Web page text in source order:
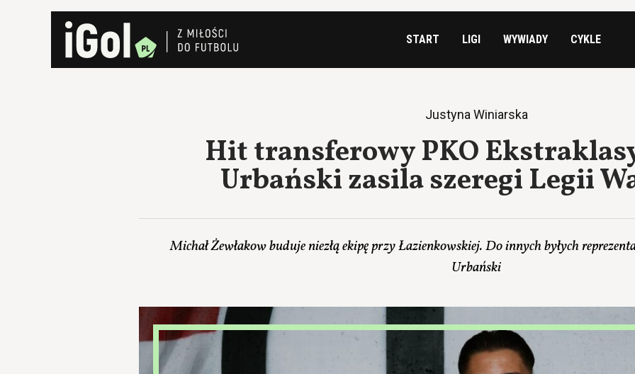
START LIGI WYWIADY CYKLE
Justyna Winiarska
Hit transferowy PKO
Urbański zasila szeregi Legii
Michał Żewłakow buduje niezłą ekipę przy Łazienkowskiej. Do innych byłych
Urbański